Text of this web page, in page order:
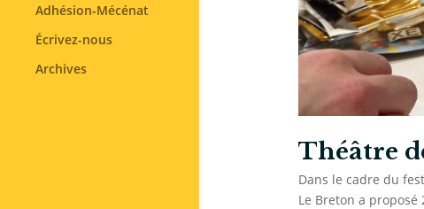
Adhésion-Mécénat
Écrivez-nous
Archives
Théâtre
Dans le cadre du
Le Breton a